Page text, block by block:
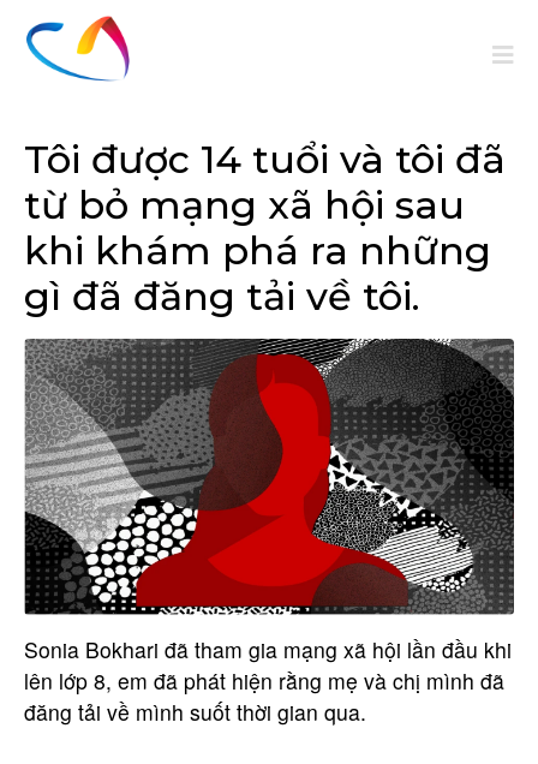
Tôi được 14 tuổi và tôi đã
từ bỏ mạng xã hội sau
khi khám phá ra những
gì đã đăng tải về tôi.
Sonia Bokhari đã tham gia mạng xã hội lần đầu khi
lên lớp 8, em đã phát hiện rằng mẹ và chị mình đã
đăng tải về mình suốt thời gian qua.